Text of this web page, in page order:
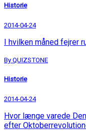
Historie
2014-04-24
I hvilken måned fejrer
By QUIZSTONE
Historie
2014-04-24
Hvor længe varede
efter